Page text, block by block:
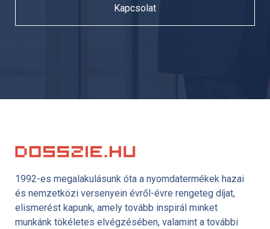
Kapcsolat
1992-es megalakulásunk óta a nyomdatermékek hazai
és nemzetközi versenyein évről-évre rengeteg díjat,
elismerést kapunk, amely tovább inspirál minket
munkánk tökéletes elvégzésében, valamint a további